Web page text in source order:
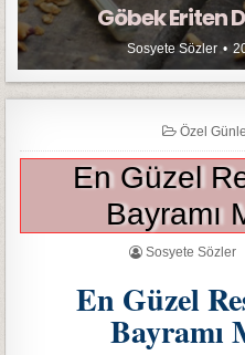
Göbek Eriten
Sosyete Sözler
Özel
En Güzel
Bayramı
Sosyete Sözler
En Güzel
Bayramı